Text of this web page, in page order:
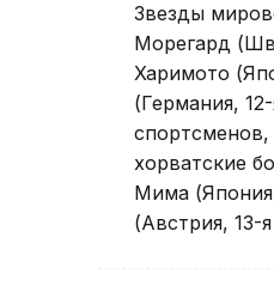
Звезды
Морегард
Харимото
(Германия,
хорватские
Мима
(Австрия, 13-